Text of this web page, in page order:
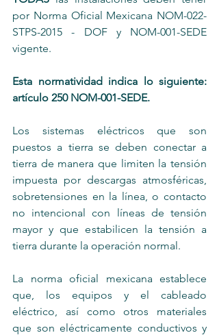
por Norma Oficial Mexicana NOM-022-
STPS-2015 - DOF y NOM-001-SEDE
vigente.
Esta normatividad indica lo siguiente:
artículo 250 NOM-001-SEDE.
Los sistemas eléctricos que son
puestos a tierra se deben conectar a
tierra de manera que limiten la tensión
impuesta por descargas atmosféricas,
sobretensiones en la línea, o contacto
no intencional con líneas de tensión
mayor y que estabilicen la tensión a
tierra durante la operación normal.
La norma oficial mexicana establece
que, los equipos y el cableado
eléctrico, así como otros materiales
que son eléctricamente conductivos y